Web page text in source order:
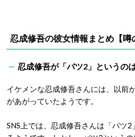
忍成修吾の彼女情報まとめ【噂
忍成修吾が「バツ2」というの
イケメンな忍成修吾さんには、以前
があがっていたようです。
SNS上では、忍成修吾さんは「バツ